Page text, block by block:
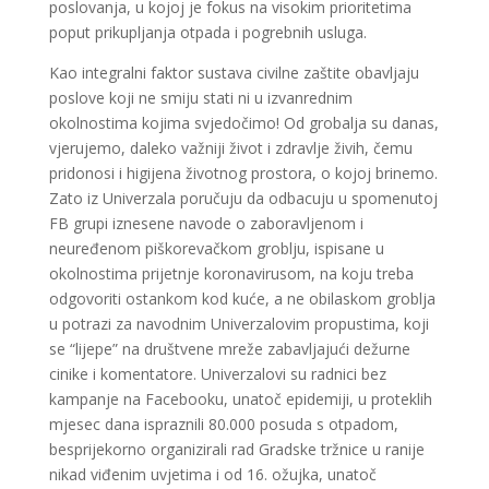
poslovanja, u kojoj je fokus na visokim prioritetima
poput prikupljanja otpada i pogrebnih usluga.
Kao integralni faktor sustava civilne zaštite obavljaju
poslove koji ne smiju stati ni u izvanrednim
okolnostima kojima svjedočimo! Od grobalja su danas,
vjerujemo, daleko važniji život i zdravlje živih, čemu
pridonosi i higijena životnog prostora, o kojoj brinemo.
Zato iz Univerzala poručuju da odbacuju u spomenutoj
FB grupi iznesene navode o zaboravljenom i
neuređenom piškorevačkom groblju, ispisane u
okolnostima prijetnje koronavirusom, na koju treba
odgovoriti ostankom kod kuće, a ne obilaskom groblja
u potrazi za navodnim Univerzalovim propustima, koji
se “lijepe” na društvene mreže zabavljajući dežurne
cinike i komentatore. Univerzalovi su radnici bez
kampanje na Facebooku, unatoč epidemiji, u proteklih
mjesec dana ispraznili 80.000 posuda s otpadom,
besprijekorno organizirali rad Gradske tržnice u ranije
nikad viđenim uvjetima i od 16. ožujka, unatoč